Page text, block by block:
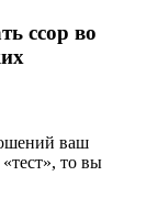
ссор во
ваш
то вы